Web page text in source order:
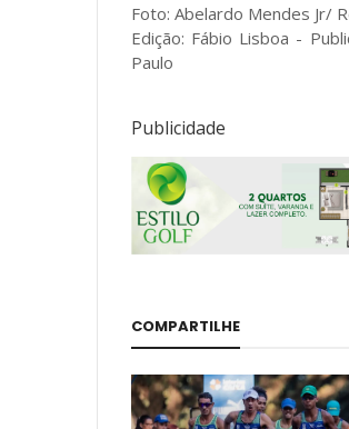
Foto: Abelardo Mendes Jr/
Edição: Fábio Lisboa -
Paulo
Publicidade
COMPARTILHE